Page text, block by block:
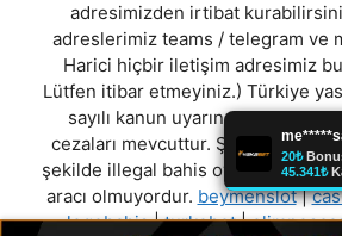
adresimizden irtibat
adreslerimiz teams / telegram ve
Harici hiçbir iletişim adresimiz
Lütfen itibar etmeyiniz.) Türkiye
sayılı kanun uyarınca yasa dışı
cezaları mevcuttur. Şu an
şekilde illegal bahis oyunları
aracı olmuyordur. beymenslot|
logobahis|turkobet|